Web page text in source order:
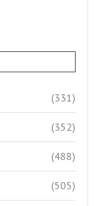
(331)
(352)
(488)
(505)